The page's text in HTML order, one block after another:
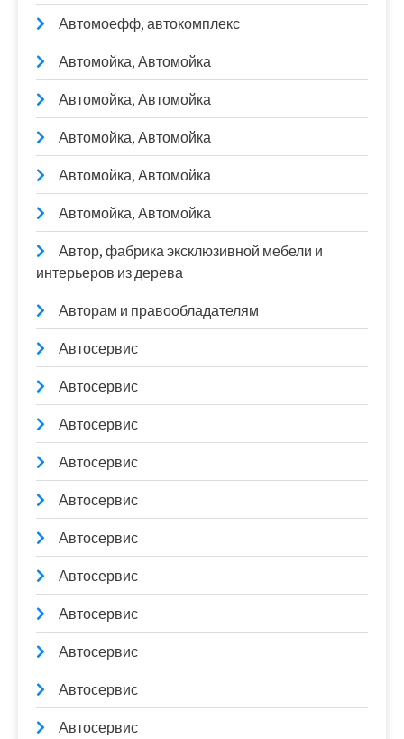
Автомоефф, автокомплекс
Автомойка, Автомойка
Автомойка, Автомойка
Автомойка, Автомойка
Автомойка, Автомойка
Автомойка, Автомойка
Автор, фабрика эксклюзивной мебели и
интерьеров из дерева
Авторам и правообладателям
Автосервис
Автосервис
Автосервис
Автосервис
Автосервис
Автосервис
Автосервис
Автосервис
Автосервис
Автосервис
Автосервис